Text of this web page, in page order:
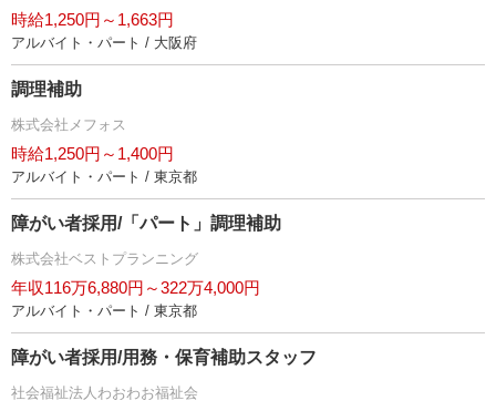
時給1,250円～1,663円
アルバイト・パート / 大阪府
調理補助
株式会社メフォス
時給1,250円～1,400円
アルバイト・パート / 東京都
障がい者採用/「パート」調理補助
株式会社ベストプランニング
年収116万6,880円～322万4,000円
アルバイト・パート / 東京都
障がい者採用/用務・保育補助スタッフ
社会福祉法人わおわお福祉会